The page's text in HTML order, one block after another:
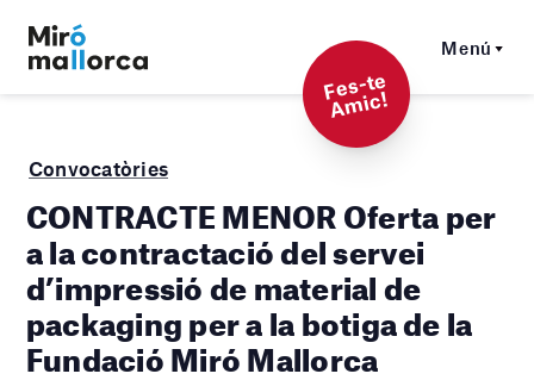
Menú
F
es-t
e
A
mi
c!
Convocatòries
CONTRACTE MENOR Oferta per
a la contractació del servei
d’impressió de material de
packaging per a la botiga de la
Fundació Miró Mallorca